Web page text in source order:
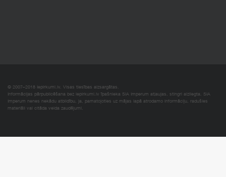
© 2007–2018 Iepirkumi.lv. Visas tiesības aizsargātas.
Informācijas pārpublicēšana bez iepirkumi.lv īpašnieka SIA Imperum atļaujas, stingri aizliegta. SIA
Imperum nenes nekādu atbildību, ja, pamatojoties uz mājas lapā atrodamo informāciju, radušies
materiāli vai citāda veida zaudējumi.